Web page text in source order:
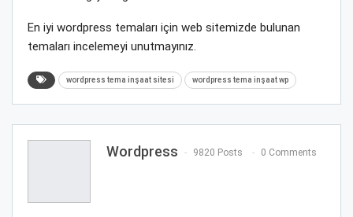
En iyi wordpress temaları için web sitemizde bulunan
temaları incelemeyi unutmayınız.
wordpress tema inşaat sitesi wordpress tema inşaat wp
Wordpress 9820 Posts 0 Comments